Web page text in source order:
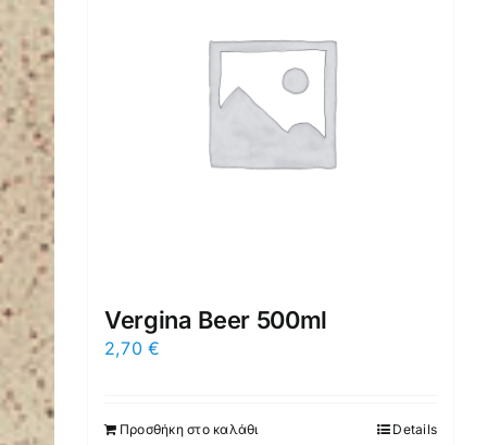
Vergina Beer 500ml
2,70€
Προσθήκη στο καλάθι Details